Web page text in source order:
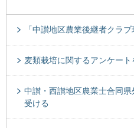
「中讃地区農業後継者クラ
麦類栽培に関するアンケート
中讃・西讃地区農業士合同
受ける